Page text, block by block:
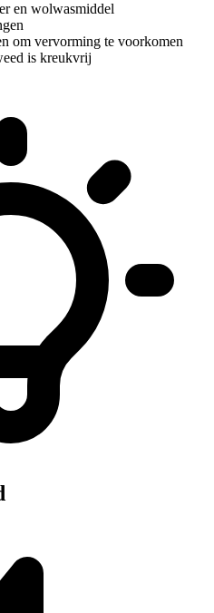
en wolwasmiddel
om vervorming te voorkomen
is kreukvrij